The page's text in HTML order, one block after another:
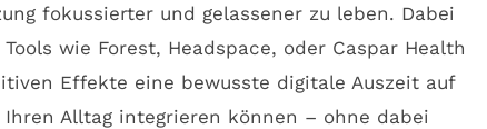
fokussierter und gelassener zu leben. Dabei
wie Forest, Headspace, oder Caspar Health
Effekte eine bewusste digitale Auszeit auf
Alltag integrieren können – ohne dabei